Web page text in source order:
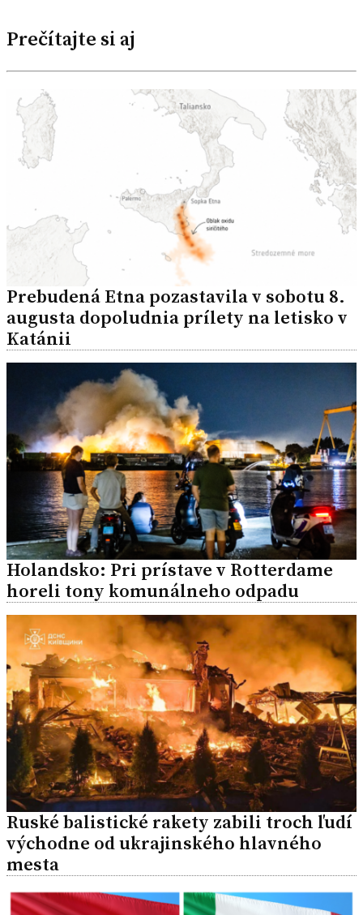
Prečítajte si aj
Prebudená Etna pozastavila v sobotu 8.
augusta dopoludnia prílety na letisko v
Katánii
Holandsko: Pri prístave v Rotterdame
horeli tony komunálneho odpadu
Ruské balistické rakety zabili troch ľudí
východne od ukrajinského hlavného
mesta